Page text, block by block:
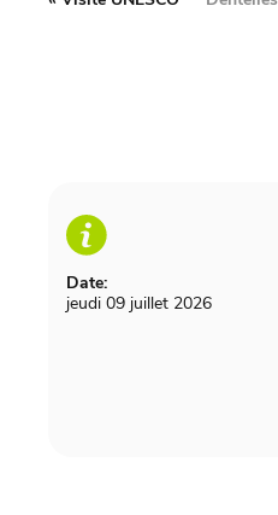
Date:
jeudi 09 juillet 2026